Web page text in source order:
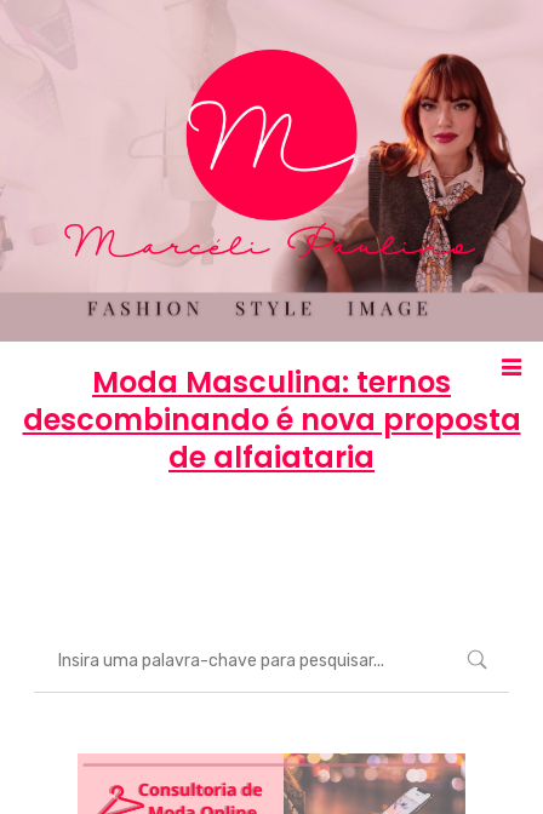
Moda Masculina: ternos
descombinando é nova proposta
de alfaiataria